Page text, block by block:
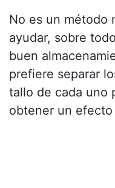
No es un método
ayudar, sobre
buen
prefiere separar
tallo de cada uno
obtener un efecto